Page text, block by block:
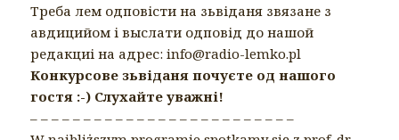
Треба лем одповісти на зьвіданя звязане з
авдицийом і выслати одповід до нашой
редакциі на адрес: info@radio-lemko.pl
Конкурсове зьвіданя почуєте од нашого
гостя :-) Слухайте уважні!
– – – – – – – – – – – – – – – – – – – – – – – – –